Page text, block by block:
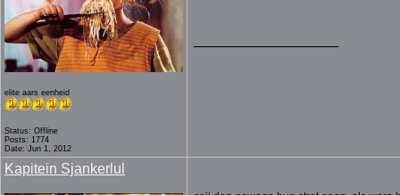
elite aars eenheid
Status: Offline
Posts: 1774
Date: Jun 1, 2012
Kapitein Sjankerlul